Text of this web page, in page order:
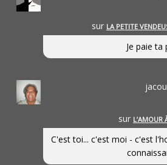
sur LA PETITE
Je paie ta
jacou
sur L’AMOUR
C'est toi... c'est moi - c'est